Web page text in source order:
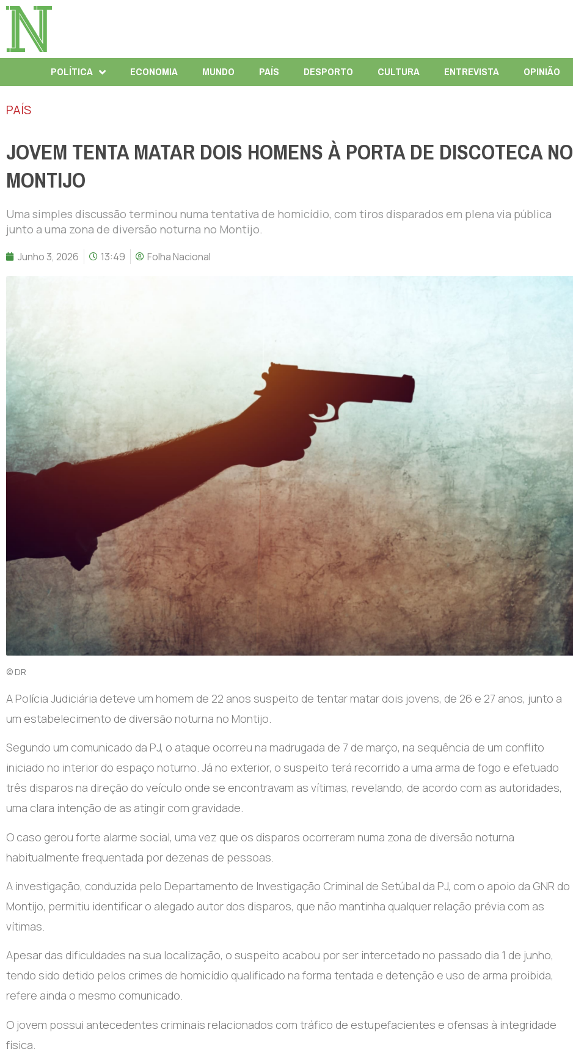
POLÍTICA ECONOMIA MUNDO PAÍS DESPORTO CULTURA ENTREVISTA OPINIÃO
PAÍS
JOVEM TENTA MATAR DOIS HOMENS À PORTA DE DISCOTECA NO
MONTIJO
Uma simples discussão terminou numa tentativa de homicídio, com tiros disparados em plena via pública
junto a uma zona de diversão noturna no Montijo.
Junho 3, 2026 13:49 Folha Nacional
© DR
A Polícia Judiciária deteve um homem de 22 anos suspeito de tentar matar dois jovens, de 26 e 27 anos, junto a
um estabelecimento de diversão noturna no Montijo.
Segundo um comunicado da PJ, o ataque ocorreu na madrugada de 7 de março, na sequência de um conflito
iniciado no interior do espaço noturno. Já no exterior, o suspeito terá recorrido a uma arma de fogo e efetuado
três disparos na direção do veículo onde se encontravam as vítimas, revelando, de acordo com as autoridades,
uma clara intenção de as atingir com gravidade.
O caso gerou forte alarme social, uma vez que os disparos ocorreram numa zona de diversão noturna
habitualmente frequentada por dezenas de pessoas.
A investigação, conduzida pelo Departamento de Investigação Criminal de Setúbal da PJ, com o apoio da GNR do
Montijo, permitiu identificar o alegado autor dos disparos, que não mantinha qualquer relação prévia com as
vítimas.
Apesar das dificuldades na sua localização, o suspeito acabou por ser intercetado no passado dia 1 de junho,
tendo sido detido pelos crimes de homicídio qualificado na forma tentada e detenção e uso de arma proibida,
refere ainda o mesmo comunicado.
O jovem possui antecedentes criminais relacionados com tráfico de estupefacientes e ofensas à integridade
física.